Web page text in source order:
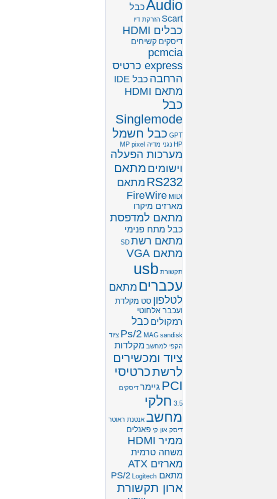
Audioכבל
Scart הזרקת דיו
כבלים HDMI
דיסקים קשיחים
pcmcia
express כרטיס
הרחבה כבל IDE
מתאם HDMI
כבל
Singlemode
GPT כבל חשמל
HP נגני מדיה MP pixel
מערכות הפעלה
וישומים מתאם
RS232 מתאם
FireWire MIDI
מארזים מיקרו
מתאם למדפסת
כבל מתח פנימי
מתאם רשת SD
מתאם VGA
תקשורת usb
עכברים מתאם
לטלפון סט מקלדת
ועכבר אלחוטי
רמקולים כבל
Ps/2 MAG sandisk
ציוד
הקפי למחשב מקלדות
ציוד ומכשירים
לרשתכרטיסי
PCI גיימר דיסקים
3.5 חלקי
מחשב אנטנת ראוטר
דיסק און קי פאנלים
ממיר HDMI
משחה טרמית
מארזים ATX
מתאם PS/2 Logitech
ארון תקשורת